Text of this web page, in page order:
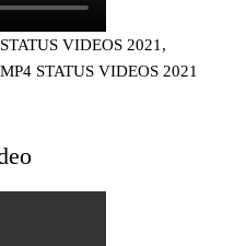
VIDEOS 2021,
STATUS VIDEOS 2021